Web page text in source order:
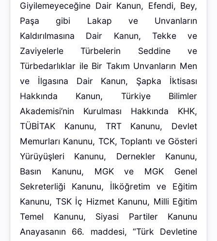
Giyilemeyeceğine Dair Kanun, Efendi, Bey,
Paşa gibi Lakap ve Unvanların
Kaldırılmasına Dair Kanun, Tekke ve
Zaviyelerle Türbelerin Seddine ve
Türbedarlıklar ile Bir Takım Unvanların Men
ve İlgasına Dair Kanun, Şapka İktisası
Hakkında Kanun, Türkiye Bilimler
Akademisi’nin Kurulması Hakkında KHK,
TÜBİTAK Kanunu, TRT Kanunu, Devlet
Memurları Kanunu, TCK, Toplantı ve Gösteri
Yürüyüşleri Kanunu, Dernekler Kanunu,
Basın Kanunu, MGK ve MGK Genel
Sekreterliği Kanunu, İlköğretim ve Eğitim
Kanunu, TSK İç Hizmet Kanunu, Milli Eğitim
Temel Kanunu, Siyasi Partiler Kanunu
Anayasanın 66. maddesi, “Türk Devletine